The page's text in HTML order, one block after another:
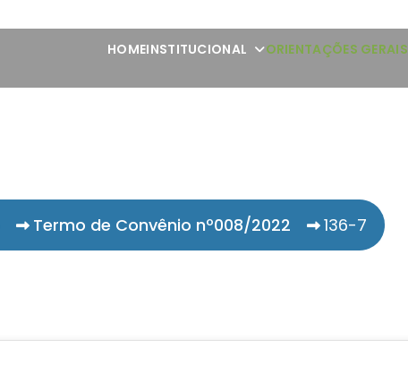
HOMEINSTITUCIONAL ORIENTAÇÕES GERAIS
Termo de Convênio nº008/2022 136-7